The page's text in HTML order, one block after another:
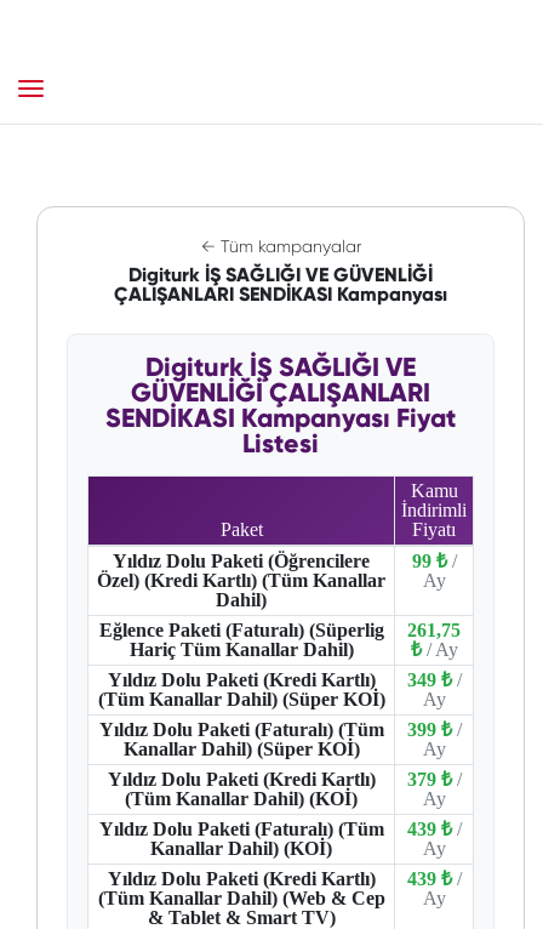
← Tüm kampanyalar
Digiturk İŞ SAĞLIĞI VE GÜVENLİĞİ
ÇALIŞANLARI SENDİKASI Kampanyası
Digiturk İŞ SAĞLIĞI VE
GÜVENLİĞİ ÇALIŞANLARI
SENDİKASI Kampanyası Fiyat
Listesi
Paket
Kamu
İndirimli
Fiyatı
Yıldız Dolu Paketi (Öğrencilere
Özel) (Kredi Kartlı) (Tüm Kanallar
Dahil)
99 ₺ /
Ay
Eğlence Paketi (Faturalı) (Süperlig
Hariç Tüm Kanallar Dahil)
261,75
₺ / Ay
Yıldız Dolu Paketi (Kredi Kartlı)
(Tüm Kanallar Dahil) (Süper KOİ)
349 ₺ /
Ay
Yıldız Dolu Paketi (Faturalı) (Tüm
Kanallar Dahil) (Süper KOİ)
399 ₺ /
Ay
Yıldız Dolu Paketi (Kredi Kartlı)
(Tüm Kanallar Dahil) (KOİ)
379 ₺ /
Ay
Yıldız Dolu Paketi (Faturalı) (Tüm
Kanallar Dahil) (KOİ)
439 ₺ /
Ay
Yıldız Dolu Paketi (Kredi Kartlı)
(Tüm Kanallar Dahil) (Web & Cep
& Tablet & Smart TV)
439 ₺ /
Ay